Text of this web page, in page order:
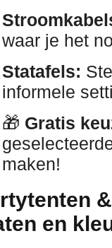
waar je het
Statafels:
informele
🎁 Gratis
maken!
en